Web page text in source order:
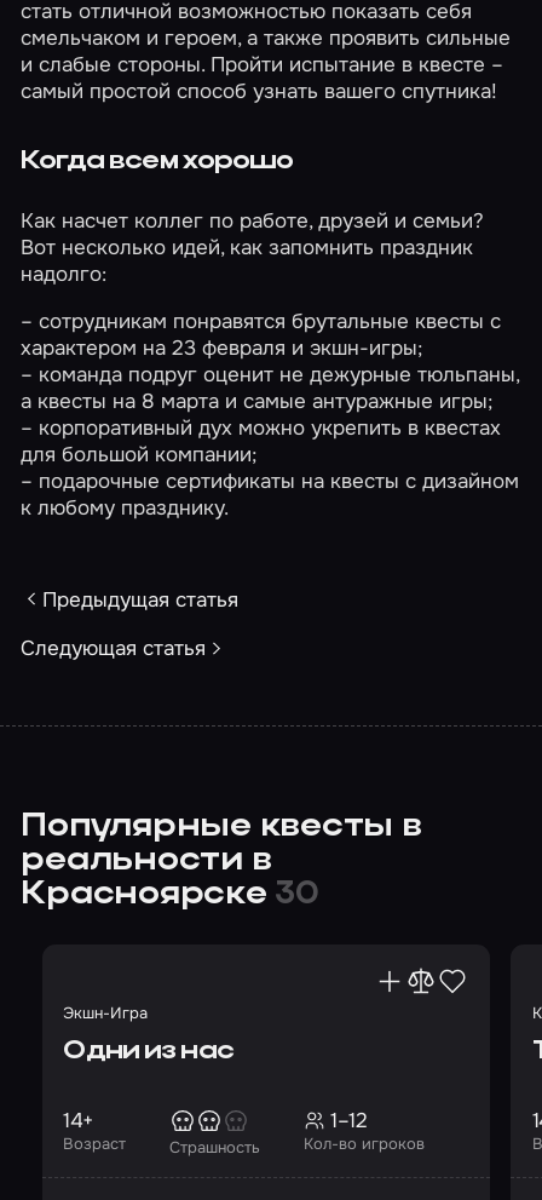
стать отличной возможностью показать себя
смельчаком и героем, а также проявить сильные
и слабые стороны. Пройти испытание в квесте –
самый простой способ узнать вашего спутника!
Когда всем хорошо
Как насчет коллег по работе, друзей и семьи?
Вот несколько идей, как запомнить праздник
надолго:
– сотрудникам понравятся брутальные квесты с
характером на23 февраля иэкшн-игры;
– команда подруг оценит не дежурные тюльпаны,
а квесты на 8 марта и самыеантуражные игры;
– корпоративный дух можно укрепить в квестах
для большой компании;
– подарочные сертификаты на квесты с дизайном
к любому празднику.
Предыдущая статья
Следующая статья
Популярные квесты в
реальности в
Красноярске 30
Экшн-Игра
Одни из нас
Возраст
14+
Страшность Кол-во игроков
1–12